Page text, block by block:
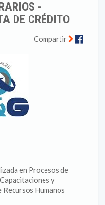
-
DE CRÉDITO
Compartir
en Procesos de
y
Humanos